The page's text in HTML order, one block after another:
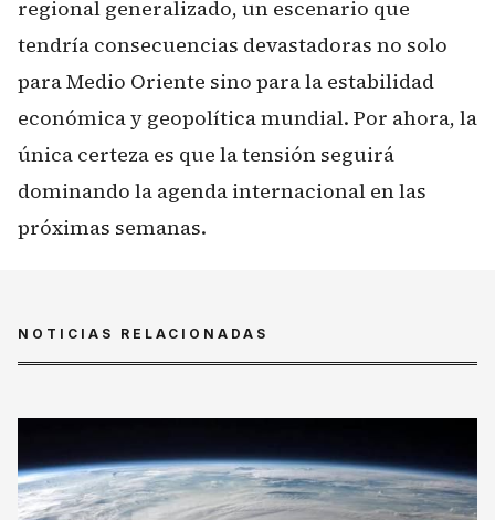
regional generalizado, un escenario que
tendría consecuencias devastadoras no solo
para Medio Oriente sino para la estabilidad
económica y geopolítica mundial. Por ahora, la
única certeza es que la tensión seguirá
dominando la agenda internacional en las
próximas semanas.
NOTICIAS RELACIONADAS